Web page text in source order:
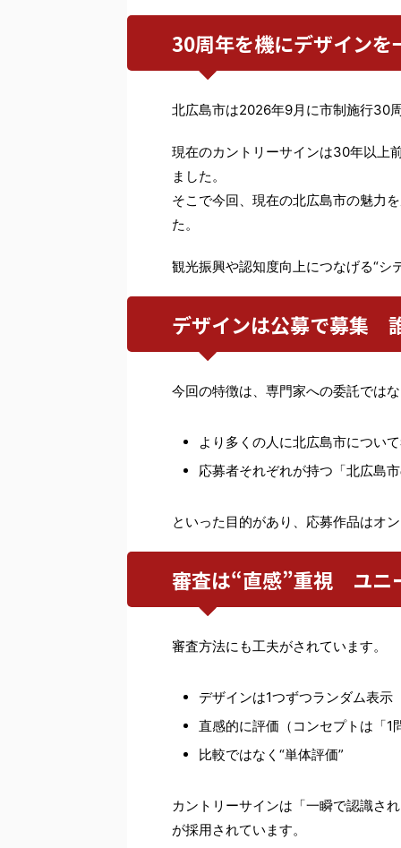
30周年を機にデザインを
北広島市は2026年9月に市制施行30
現在のカントリーサインは30年以上
ました。
そこで今回、現在の北広島市の魅力
た。
観光振興や認知度向上につなげる“シ
デザインは公募で募集
今回の特徴は、専門家への委託では
より多くの人に北広島市につい
応募者それぞれが持つ「北広島
といった目的があり、応募作品はオ
審査は“直感”重視 ユニ
審査方法にも工夫がされています。
デザインは1つずつランダム表示
直感的に評価（コンセプトは「1
比較ではなく“単体評価”
カントリーサインは「一瞬で認識さ
が採用されています。